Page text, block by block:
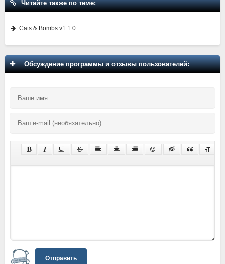
Читайте также по теме:
Cats & Bombs v1.1.0
Обсуждение программы и отзывы пользователей:
Отправить